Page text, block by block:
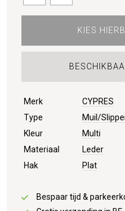
KIES
Merk
CYPRES
Type
Muil/
Kleur
Multi
Materiaal
Leder
Hak
Plat
Bespaar tijd &